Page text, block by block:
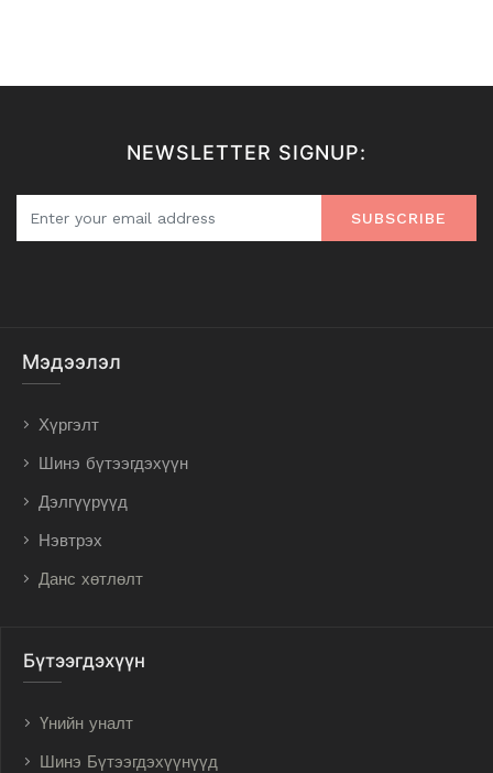
NEWSLETTER SIGNUP:
SUBSCRIBE
Мэдээлэл
Хүргэлт
Шинэ бүтээгдэхүүн
Дэлгүүрүүд
Нэвтрэх
Данс хөтлөлт
Бүтээгдэхүүн
Үнийн уналт
Шинэ Бүтээгдэхүүнүүд